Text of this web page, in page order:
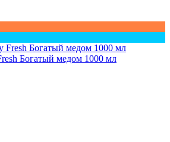
Богатый медом 1000 мл